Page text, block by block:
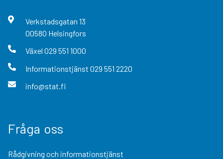
Verkstadsgatan 13
00580 Helsingfors
Växel 029 551 1000
Informationstjänst 029 551 2220
info@stat.fi
Fråga oss
Rådgivning och informationstjänst